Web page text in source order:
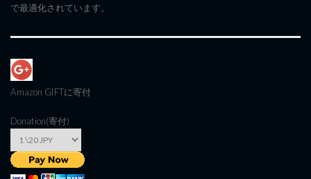
で最適化されています。
Amazon GIFTに寄付
Donation(寄付)